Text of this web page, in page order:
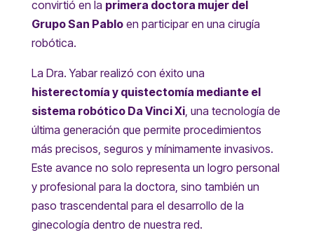
convirtió en la primera doctora mujer del
Grupo San Pabloen participar en una cirugía
robótica.
La Dra. Yabar realizó con éxito una
histerectomía y quistectomía mediante el
sistema robótico Da Vinci Xi, una tecnología de
última generación que permite procedimientos
más precisos, seguros y mínimamente invasivos.
Este avance no solo representa un logro personal
y profesional para la doctora, sino también un
paso trascendental para el desarrollo de la
ginecología dentro de nuestra red.